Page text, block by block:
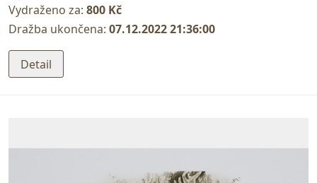
Vydraženo za: 800 Kč
Dražba ukončena: 07.12.2022 21:36:00
Detail